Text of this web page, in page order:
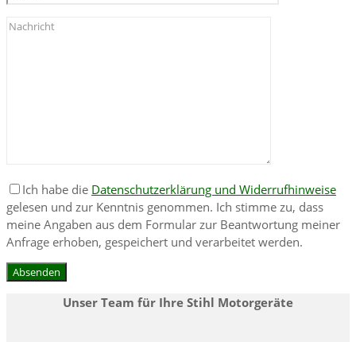
Ich habe die Datenschutzerklärung und Widerrufhinweise
gelesen und zur Kenntnis genommen. Ich stimme zu, dass
meine Angaben aus dem Formular zur Beantwortung meiner
Anfrage erhoben, gespeichert und verarbeitet werden.
Unser Team für Ihre Stihl Motorgeräte